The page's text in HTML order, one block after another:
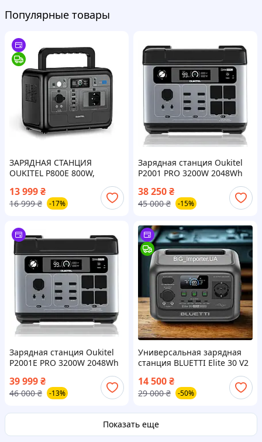
Популярные товары
ЗАРЯДНАЯ СТАНЦИЯ
OUKITEL P800E 800W,
13 999₴
16 999 ₴ -17%
Зарядная станция Oukitel
P2001 PRO 3200W 2048Wh
38 250₴
45 000 ₴ -15%
Зарядная станция Oukitel
P2001E PRO 3200W 2048Wh
39 999₴
46 000 ₴ -13%
Универсальная зарядная
станция BLUETTI Elite 30 V2
мощностью 1500 Вт и
продвинутой системой
14 500₴
29 000 ₴ -50%
Показать еще